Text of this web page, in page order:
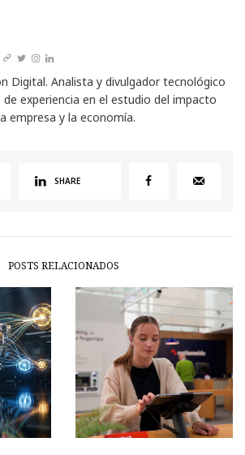
Digital. Analista y divulgador tecnológico
experiencia en el estudio del impacto
empresa y la economía.
SHARE
POSTS RELACIONADOS